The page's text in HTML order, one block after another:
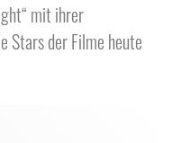
mit ihrer
Stars der Filme heute